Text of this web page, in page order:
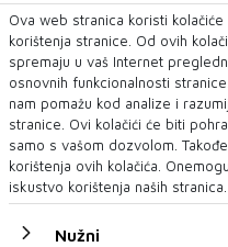
EUFOR nadomak
EUFOR je u srijedu navečer
u kojoj je sudjelovalo
Ova web stranica koristi
korištenja stranice. Od ovih
spremaju u vaš Internet
osnovnih funkcionalnosti
nam pomažu kod analize i
stranice. Ovi kolačići će biti
samo s vašom dozvolom.
korištenja ovih kolačića.
iskustvo korištenja naših stranica.
Nužni